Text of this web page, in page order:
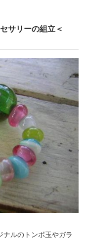
サリーの組立＜
ナルのトンボ玉やガラ